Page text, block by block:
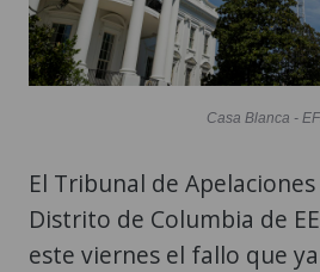
Casa Blanca -
El Tribunal de
Distrito de Columbia de
este viernes el fallo que